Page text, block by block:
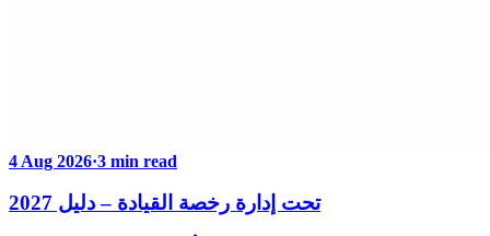
4 Aug 2026·3 min read
تحت إدارة رخصة القيادة – دليل 2027